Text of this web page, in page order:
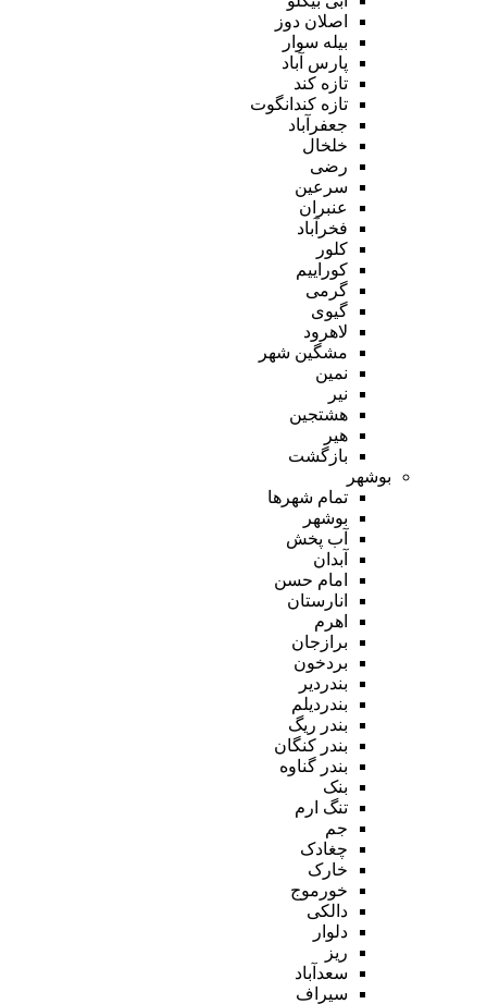
اصلان دوز
بیله سوار
پارس آباد
تازه کند
تازه کندانگوت
جعفرآباد
خلخال
رضی
سرعین
عنبران
فخرآباد
کلور
کوراییم
گرمی
گیوی
لاهرود
مشگین شهر
نمین
نیر
هشتجین
هیر
بازگشت
بوشهر
تمام شهر‌ها
بوشهر
آب پخش
آبدان
امام حسن
انارستان
اهرم
برازجان
بردخون
بندردیر
بندردیلم
بندر ریگ
بندر کنگان
بندر گناوه
بنک
تنگ ارم
جم
چغادک
خارک
خورموج
دالکی
دلوار
ریز
سعدآباد
سیراف